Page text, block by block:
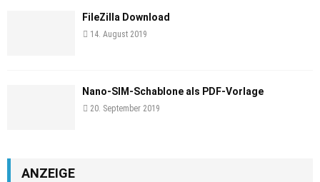
FileZilla Download
14. August 2019
Nano-SIM-Schablone als PDF-Vorlage
20. September 2019
ANZEIGE